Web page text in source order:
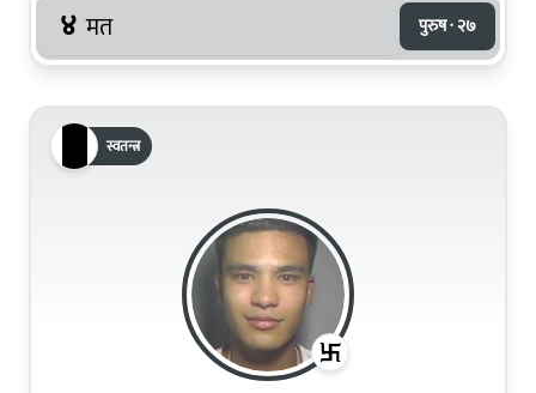
४ मत पुरुष · २७
स्वतन्त्र